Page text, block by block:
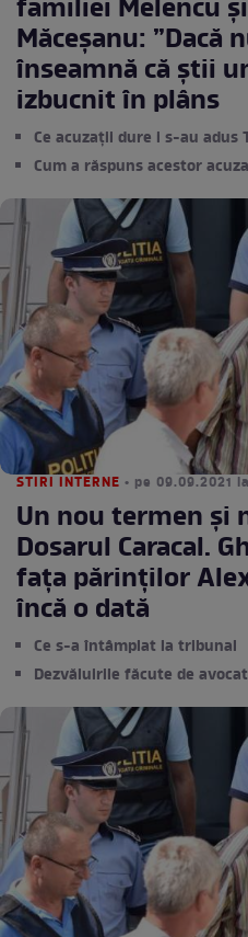
familiei Melencu
Măceșanu: ”Dacă
înseamnă că știi
izbucnit în plâns
Ce acuzații dure i s-au adus
Cum a răspuns acestor
STIRI INTERNE • pe 09.09.2021
Un nou termen și
Dosarul Caracal.
fața părinților
încă o dată
Ce s-a întâmplat la tribunal
Dezvăluirile făcute de